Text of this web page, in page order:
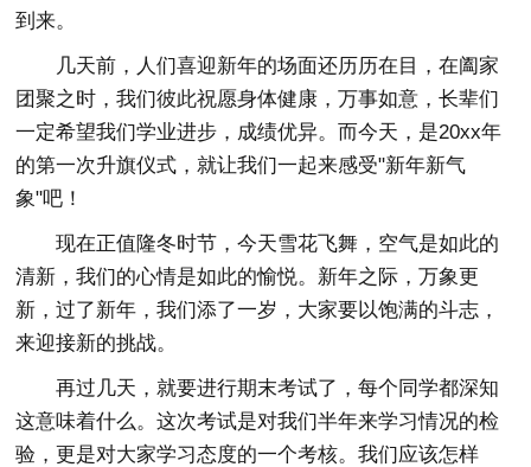
到来。
几天前，人们喜迎新年的场面还历历在目，在阖家
团聚之时，我们彼此祝愿身体健康，万事如意，长辈们
一定希望我们学业进步，成绩优异。而今天，是20xx年
的第一次升旗仪式，就让我们一起来感受"新年新气
象"吧！
现在正值隆冬时节，今天雪花飞舞，空气是如此的
清新，我们的心情是如此的愉悦。新年之际，万象更
新，过了新年，我们添了一岁，大家要以饱满的斗志，
来迎接新的挑战。
再过几天，就要进行期末考试了，每个同学都深知
这意味着什么。这次考试是对我们半年来学习情况的检
验，更是对大家学习态度的一个考核。我们应该怎样